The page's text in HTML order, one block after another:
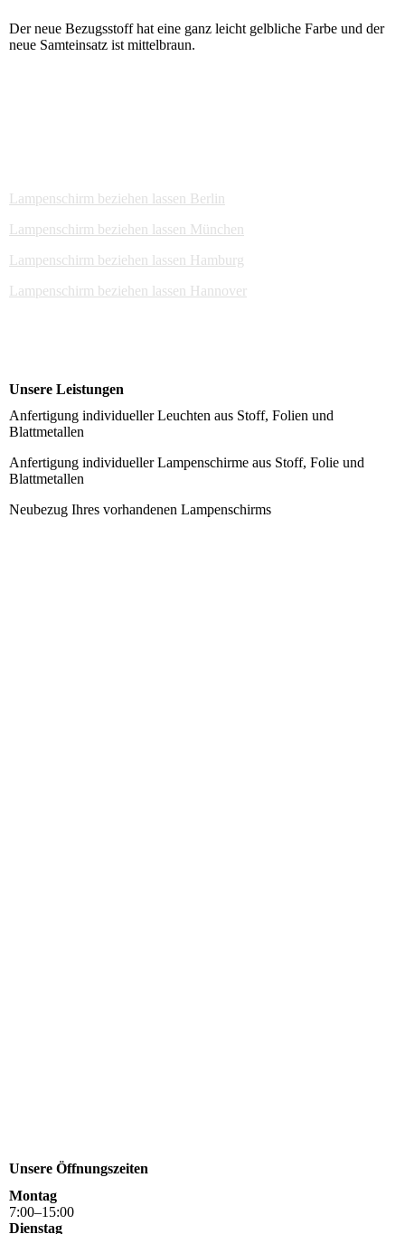
Der neue Bezugsstoff hat eine ganz leicht gelbliche Farbe und der
neue Samteinsatz ist mittelbraun.
Lampenschirm beziehen lassen Berlin
Lampenschirm beziehen lassen München
Lampenschirm beziehen lassen Hamburg
Lampenschirm beziehen lassen Hannover
Unsere Leistungen
Anfertigung individueller Leuchten aus Stoff, Folien und
Blattmetallen
Anfertigung individueller Lampenschirme aus Stoff, Folie und
Blattmetallen
Neubezug Ihres vorhandenen Lampenschirms
Unsere Öffnungszeiten
Montag
7:00–15:00
Dienstag